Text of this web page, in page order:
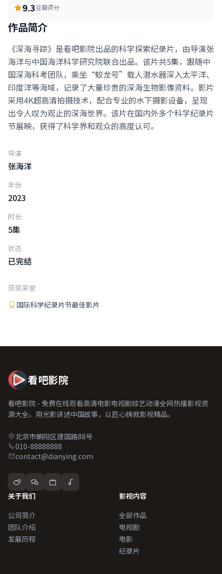
9.3豆瓣评分
作品简介
《深海寻踪》是看吧影院出品的科学探索纪录片，由导演张
海洋与中国海洋科学研究院联合出品。该片共5集，跟随中
国深海科考团队，乘坐“蛟龙号”载人潜水器深入太平洋、
印度洋等海域，记录了大量珍贵的深海生物影像资料。影片
采用4K超高清拍摄技术，配合专业的水下摄影设备，呈现
出令人叹为观止的深海世界。该片在国内外多个科学纪录片
节展映，获得了科学界和观众的高度认可。
导演
张海洋
年份
2023
时长
5集
状态
已完结
获奖荣誉
国际科学纪录片节最佳影片
看吧影院
看吧影院 - 免费在线观看高清电影电视剧综艺动漫全网热播影视资
源大全。用光影讲述中国故事，以匠心铸就影视精品。
北京市朝阳区建国路88号
010-88888888
contact@dianying.com
关于我们
公司简介
团队介绍
发展历程
影视内容
全部作品
电视剧
电影
纪录片